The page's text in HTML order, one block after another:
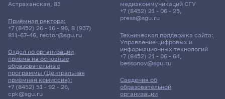
Астраханская, 83
Приёмная ректора:
+7 (8452) 26 - 16 - 96, 8 (937)
811-67-46, rector@sgu.ru
Отдел по организации
приёма на основные
образовательные
программы (Центральная
приёмная комиссия):
+7 (8452) 51 - 92 - 26,
cpk@sgu.ru
Сведения об
образовательной
организации
медиакоммуникаций СГУ
+7 (8452) 21 - 06 - 25,
press@sgu.ru
Техническая поддержка сайта:
Управление цифровых и
информационных технологий
+7 (8452) 21 - 06 - 64,
bessonov@sgu.ru